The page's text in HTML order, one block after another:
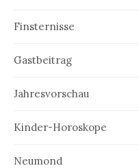
Finsternisse
Gastbeitrag
Jahresvorschau
Kinder-Horoskope
Neumond